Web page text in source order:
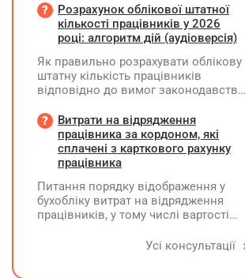
прискореної амортизації прийнято з
01.01.2025 р., а щодо інших — з
01.01.2026 р.
бойових дій, якщо для окремих
посад вона перевищуватиме 50%
посадового окладу?
Розрахунок облікової штатної
кількості працівників у 2026
році: алгоритм дій (аудіоверсія)
Як правильно розрахувати облікову
штатну кількість працівників
відповідно до вимог законодавства
Витрати на відрядження
працівника за кордоном, які
сплачені з карткового рахунку
працівника
Питання порядку відображення у
бухобліку витрат на відрядження
працівників, у тому числі вартості
карткового рахунку працівника та
Усі консультації